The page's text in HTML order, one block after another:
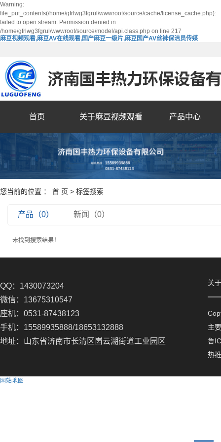
Warning:
file_put_contents(/home/gfrlwg3fgrul/wwwroot/source/cache/license_cache.php):
failed to open stream: Permission denied in
/home/gfrlwg3fgrul/wwwroot/source/model/api.class.php on line 217
麻豆视频观看,麻豆AV在线观看,国产麻豆一级片,麻豆国产AV丝袜保洁员传媒
首页 关于麻豆视频观看 产品中心
您当前的位置 ： 首 页 > 标签搜索
产品（0） 新闻（0）
未找到搜索结果！
QQ：1430073204
微信：13675310547
座机：0531-87438123
手机：15589935888/18653132888
地址：山东省济南市长清区崮云湖街道工业园区
关
主
鲁
热
网站地图